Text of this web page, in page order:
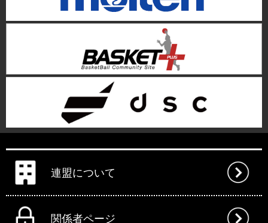
連盟について
関係者ページ